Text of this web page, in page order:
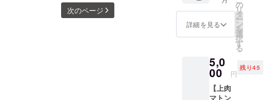
あります｡ここまで来られた
さいました｡そのひとつひと
次のページ
腸・小
腸・胃
袋） ●
しょう
ゆ、り
んご果
汁、野
送りい
たしま
す。
ホルモ
ン 500g
「焼肉
良名産
品「大
畠のホ
ルモ
ジュー
シーな
「上塩
ホルモ
詳細を見る
の
リ
タ
ー
ン
を
選
択
す
る
5,0
00 円
残り45
【上肉